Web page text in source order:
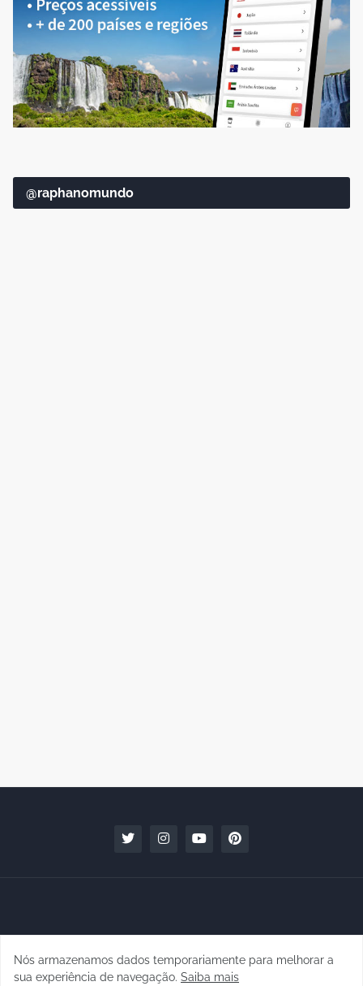
@raphanomundo
Copyright © 2010 - 2026 | raphanomundo
Nós armazenamos dados temporariamente para melhorar a
sua experiência de navegação. Saiba mais